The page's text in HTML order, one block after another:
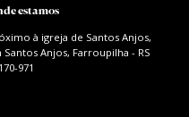
estamos
à igreja de Santos Anjos,
Santos Anjos, Farroupilha - RS
971